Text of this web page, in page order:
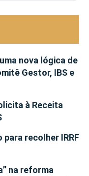
nova lógica de
Gestor, IBS e
à Receita
recolher IRRF
na reforma